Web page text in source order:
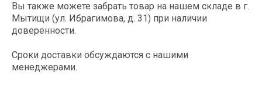
Вы также можете забрать товар на нашем складе в г.
Мытищи (ул. Ибрагимова, д. 31) при наличии
доверенности.
Сроки доставки обсуждаются с нашими
менеджерами.
оборудования
всех этапах покупки и в
постгарантийный период